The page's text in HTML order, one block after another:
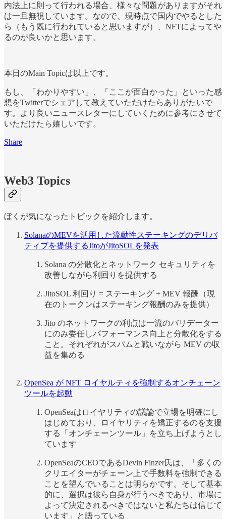
内法上に則って行われる場合、様々な問題がありますがそれ
は一旦無視しています。なので、現時点で国内でやるとした
ら（もう既に行われていると思いますが）、NFTによってや
るのが良いかと思います。
本日のMain Topicは以上です。
もし、「わかりやすい」、「ここが面白かった」といった感
想をTwitterでシェアして教えていただけたらありがたいで
す。より良いニュースレターにしていくために参考にさせて
いただけたら嬉しいです。
Share
Web3 Topics
ぼくが気になったトピックを紹介します。
SolanaのMEVを活用した流動性ステーキングのデリバ
ティブを提供するJitoがJitoSOLを発表
Solana の分散化とネットワーク セキュリティを
改善しながら利回りを提供する
JitoSOL 利回り = ステーキング + MEV 報酬（現
在のトークンはステーキング報酬のみを提供）
Jito のネットワークの利点は一流のバリデーター
にのみ委任しパフォーマンス向上と分散化をする
こと。それぞれがスパムと戦いながら MEV の収
益を集める
OpenSea が NFT ロイヤルティを強制するオンチェーン
ツールを起動
OpenSeaはロイヤリティの議論で立場を明確にし
はじめており、ロイヤリティを矯正するのを支援
する「オンチェーンツール」を立ち上げようとし
ています
OpenSeaのCEOであるDevin Finzer氏は、「多くの
クリエイターがチェーン上で手数料を強制できる
ことを望んでいることは明らかです。そして基本
的に、選択は彼ら自身が行うべきであり、市場に
よって決定されるべきではないと私たちは信じて
います」と語っている